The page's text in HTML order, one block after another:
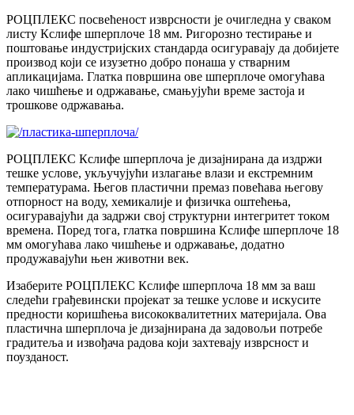
РОЦПЛЕКС посвећеност изврсности је очигледна у сваком
листу Кслифе шперплоче 18 мм. Ригорозно тестирање и
поштовање индустријских стандарда осигуравају да добијете
производ који се изузетно добро понаша у стварним
апликацијама. Глатка површина ове шперплоче омогућава
лако чишћење и одржавање, смањујући време застоја и
трошкове одржавања.
РОЦПЛЕКС Кслифе шперплоча је дизајнирана да издржи
тешке услове, укључујући излагање влази и екстремним
температурама. Његов пластични премаз повећава његову
отпорност на воду, хемикалије и физичка оштећења,
осигуравајући да задржи свој структурни интегритет током
времена. Поред тога, глатка површина Кслифе шперплоче 18
мм омогућава лако чишћење и одржавање, додатно
продужавајући њен животни век.
Изаберите РОЦПЛЕКС Кслифе шперплоча 18 мм за ваш
следећи грађевински пројекат за тешке услове и искусите
предности коришћења висококвалитетних материјала. Ова
пластична шперплоча је дизајнирана да задовољи потребе
градитеља и извођача радова који захтевају изврсност и
поузданост.